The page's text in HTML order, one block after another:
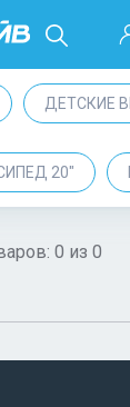
ДЕТСКИЕ
20"
0 из 0